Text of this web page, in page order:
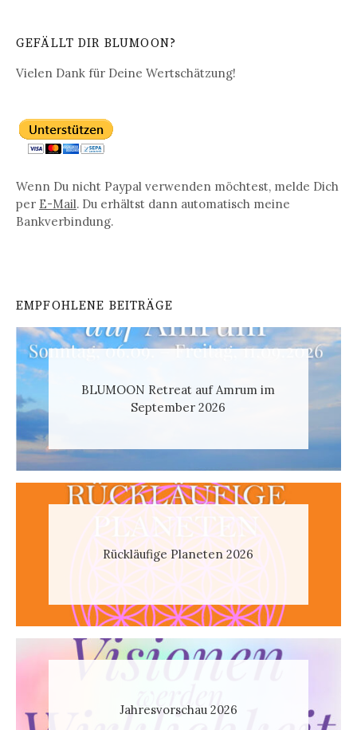
GEFÄLLT DIR BLUMOON?
Vielen Dank für Deine Wertschätzung!
Wenn Du nicht Paypal verwenden möchtest, melde Dich
per E-Mail. Du erhältst dann automatisch meine
Bankverbindung.
EMPFOHLENE BEITRÄGE
BLUMOON Retreat auf Amrum im
September 2026
Rückläufige Planeten 2026
Jahresvorschau 2026